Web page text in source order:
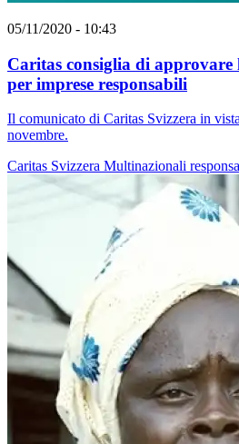
05/11/2020 - 10:43
Caritas consiglia di approvare
per imprese responsabili
Il comunicato di Caritas Svizzera in
novembre.
Caritas Svizzera Multinazionali